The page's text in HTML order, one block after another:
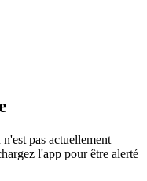
pas actuellement
l'app pour être alerté